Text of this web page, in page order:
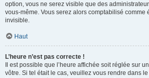
option, vous ne serez visible que des
vous-même. Vous serez alors comptabilisé comme
invisible.
Haut
L’heure n’est pas correcte !
Il est possible que l’heure affichée soit réglée sur
vôtre. Si tel était le cas, veuillez vous rendre dans